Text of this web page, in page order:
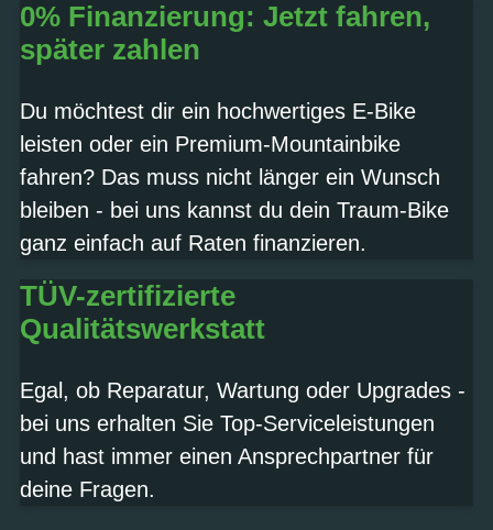
0% Finanzierung: Jetzt fahren,
später zahlen
Du möchtest dir ein hochwertiges E-Bike
leisten oder ein Premium-Mountainbike
fahren? Das muss nicht länger ein Wunsch
bleiben - bei uns kannst du dein Traum-Bike
ganz einfach auf Raten finanzieren.
TÜV-zertifizierte
Qualitätswerkstatt
Egal, ob Reparatur, Wartung oder Upgrades -
bei uns erhalten Sie Top-Serviceleistungen
und hast immer einen Ansprechpartner für
deine Fragen.